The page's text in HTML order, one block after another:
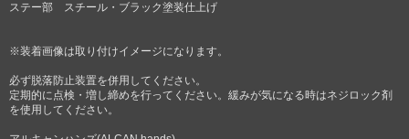
ステー部 スチール・ブラック塗装仕上げ
※装着画像は取り付けイメージになります。
必ず脱落防止装置を併用してください。
定期的に点検・増し締めを行ってください。緩みが気になる時はネジロック剤
を使用してください。